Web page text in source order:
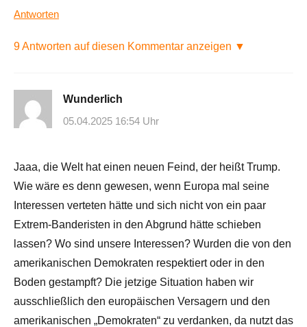
Antworten
9 Antworten auf diesen Kommentar anzeigen ▼
Wunderlich
05.04.2025 16:54 Uhr
Jaaa, die Welt hat einen neuen Feind, der heißt Trump.
Wie wäre es denn gewesen, wenn Europa mal seine
Interessen verteten hätte und sich nicht von ein paar
Extrem-Banderisten in den Abgrund hätte schieben
lassen? Wo sind unsere Interessen? Wurden die von den
amerikanischen Demokraten respektiert oder in den
Boden gestampft? Die jetzige Situation haben wir
ausschließlich den europäischen Versagern und den
amerikanischen „Demokraten“ zu verdanken, da nutzt das